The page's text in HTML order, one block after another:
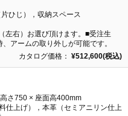
ひじ），収納スペース
左右）お選び頂けます。■受注生
アームの取り外しが可能です。
カタログ価格： ¥512,600(税込)
さ750 × 座面高400mm
仕上げ），本革（セミアニリン仕上